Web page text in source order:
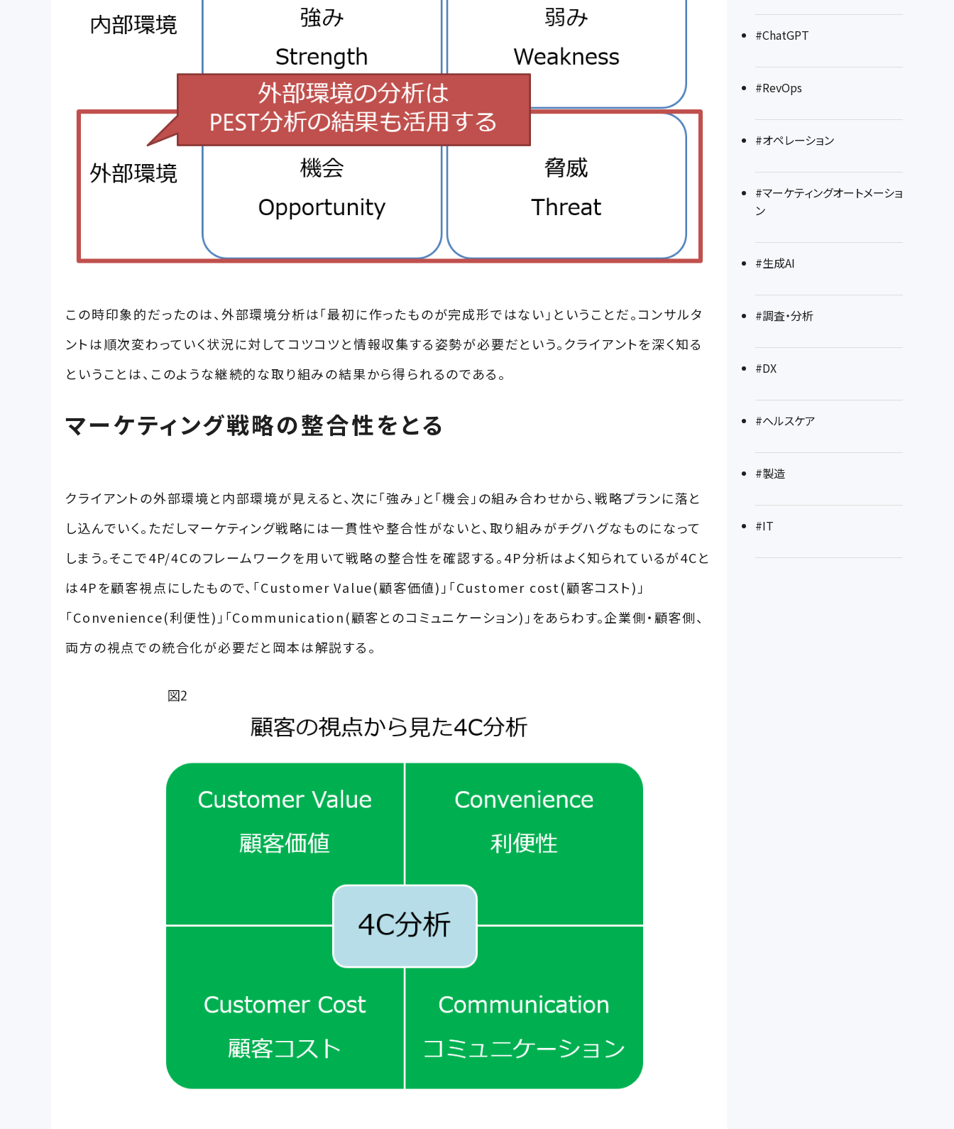
この時印象的だったのは、外部環境分析は「最初に作ったものが完成形ではない」ということだ。コンサルタ
ントは順次変わっていく状況に対してコツコツと情報収集する姿勢が必要だという。クライアントを深く知る
ということは、このような継続的な取り組みの結果から得られるのである。
マーケティング戦略の整合性をとる
クライアントの外部環境と内部環境が見えると、次に「強み」と「機会」の組み合わせから、戦略プランに落と
し込んでいく。ただしマーケティング戦略には一貫性や整合性がないと、取り組みがチグハグなものになって
しまう。そこで4P/4Cのフレームワークを用いて戦略の整合性を確認する。4P分析はよく知られているが4Cと
は4Pを顧客視点にしたもので、「Customer Value(顧客価値)」「Customer cost(顧客コスト)」
「Convenience(利便性)」「Communication(顧客とのコミュニケーション)」をあらわす。企業側・顧客側、
両方の視点での統合化が必要だと岡本は解説する。
#ChatGPT
#RevOps
#オペレーション
#マーケティングオートメーショ
ン
#生成AI
#調査・分析
#DX
#ヘルスケア
#製造
#IT